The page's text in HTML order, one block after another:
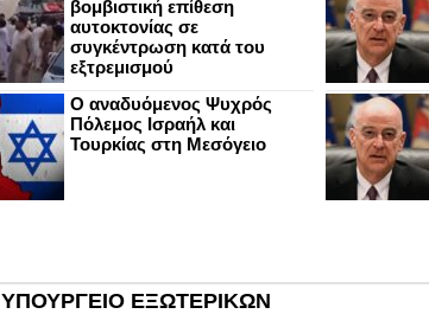
βομβιστική επίθεση
αυτοκτονίας σε
συγκέντρωση κατά του
εξτρεμισμού
Ο αναδυόμενος Ψυχρός
Πόλεμος Ισραήλ και
Τουρκίας στη Μεσόγειο
ΥΠΟΥΡΓΕΙΟ ΕΞΩΤΕΡΙΚΩΝ